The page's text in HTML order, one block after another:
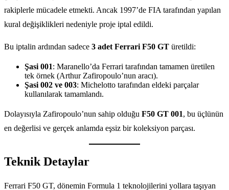
rakiplerle mücadele etmekti. Ancak 1997’de FIA tarafından yapılan
kural değişiklikleri nedeniyle proje iptal edildi.
Bu iptalin ardından sadece 3 adet Ferrari F50 GT üretildi:
Şasi 001: Maranello’da Ferrari tarafından tamamen üretilen
tek örnek (Arthur Zafiropoulo’nun aracı).
Şasi 002 ve 003: Michelotto tarafından eldeki parçalar
kullanılarak tamamlandı.
Dolayısıyla Zafiropoulo’nun sahip olduğu F50 GT 001, bu üçlünün
en değerlisi ve gerçek anlamda eşsiz bir koleksiyon parçası.
Teknik Detaylar
Ferrari F50 GT, dönemin Formula 1 teknolojilerini yollara taşıyan